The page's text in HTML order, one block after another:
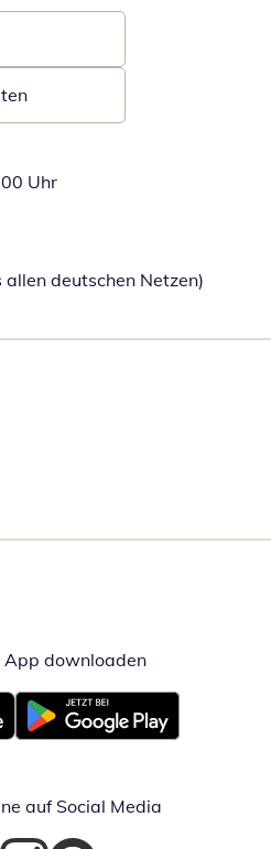
Uhr
deutschen Netzen)
App downloadenÖffnet in
Öffnet in neuem Fenster
auf Social Media